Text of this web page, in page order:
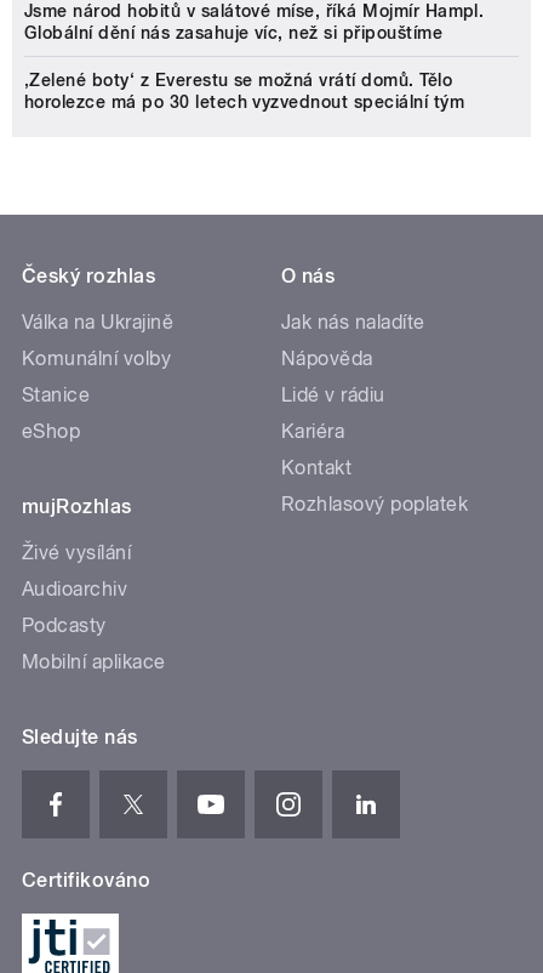
Jsme národ hobitů v salátové míse, říká Mojmír Hampl.
Globální dění nás zasahuje víc, než si připouštíme
‚Zelené boty‘ z Everestu se možná vrátí domů. Tělo
horolezce má po 30 letech vyzvednout speciální tým
Český rozhlas
Válka na Ukrajině
Komunální volby
Stanice
eShop
mujRozhlas
Živé vysílání
Audioarchiv
Podcasty
Mobilní aplikace
O nás
Jak nás naladíte
Nápověda
Lidé v rádiu
Kariéra
Kontakt
Rozhlasový poplatek
Sledujte nás
Certifikováno